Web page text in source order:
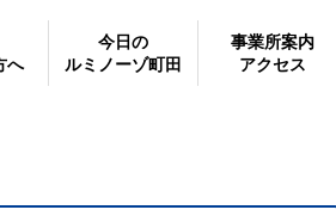
へ
今日の
ルミノーゾ町田
事業所案内
アクセス